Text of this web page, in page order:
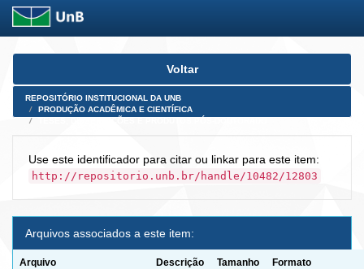
Skip
Voltar
REPOSITÓRIO INSTITUCIONAL DA UNB
PRODUÇÃO ACADÊMICA E CIENTÍFICA
Use este identificador para citar ou linkar para este item:
http://repositorio.unb.br/handle/10482/12803
Arquivos associados a este item:
Arquivo Descrição Tamanho Formato